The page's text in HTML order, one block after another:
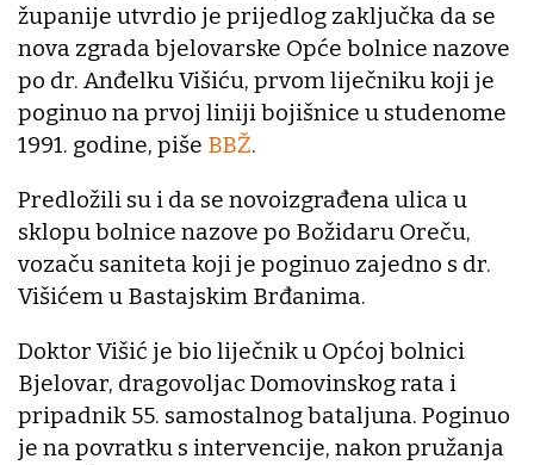
županije utvrdio je prijedlog zaključka da se
nova zgrada bjelovarske Opće bolnice nazove
po dr. Anđelku Višiću, prvom liječniku koji je
poginuo na prvoj liniji bojišnice u studenome
1991. godine, piše BBŽ.
Predložili su i da se novoizgrađena ulica u
sklopu bolnice nazove po Božidaru Oreču,
vozaču saniteta koji je poginuo zajedno s dr.
Višićem u Bastajskim Brđanima.
Doktor Višić je bio liječnik u Općoj bolnici
Bjelovar, dragovoljac Domovinskog rata i
pripadnik 55. samostalnog bataljuna. Poginuo
je na povratku s intervencije, nakon pružanja